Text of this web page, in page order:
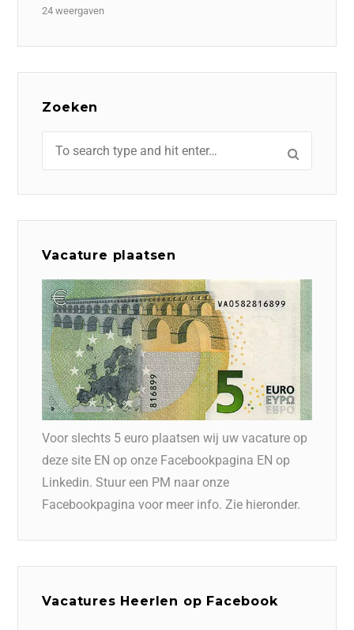
24 weergaven
Zoeken
Vacature plaatsen
Voor slechts 5 euro plaatsen wij uw vacature op
deze site EN op onze Facebookpagina EN op
Linkedin. Stuur een PM naar onze
Facebookpagina voor meer info. Zie hieronder.
Vacatures Heerlen op Facebook